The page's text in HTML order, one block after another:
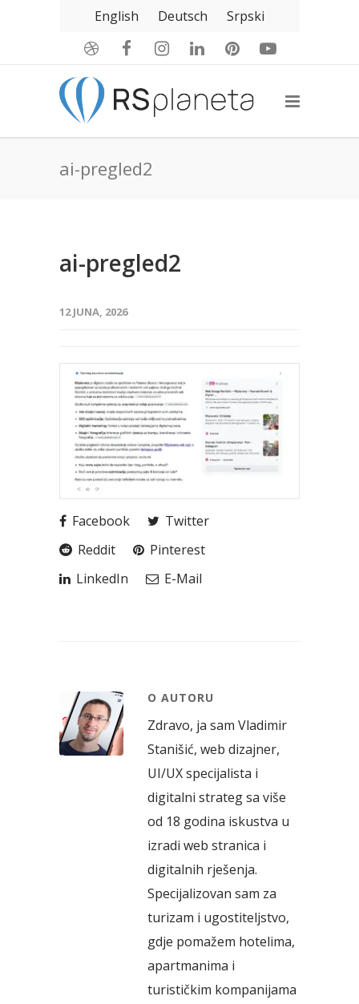
English Deutsch Srpski
ai-pregled2
ai-pregled2
12 JUNA, 2026
Facebook
Twitter
Reddit
Pinterest
LinkedIn
E-Mail
O AUTORU
Zdravo, ja sam Vladimir
Stanišić, web dizajner,
UI/UX specijalista i
digitalni strateg sa više
od 18 godina iskustva u
izradi web stranica i
digitalnih rješenja.
Specijalizovan sam za
turizam i ugostiteljstvo,
gdje pomažem hotelima,
apartmanima i
turističkim kompanijama